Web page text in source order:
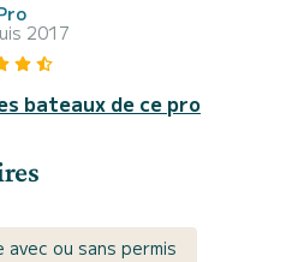
2017
bateaux de ce pro
ou sans permis